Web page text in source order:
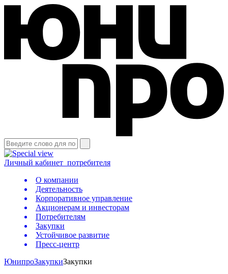
Личный кабинет потребителя
О компании
Деятельность
Корпоративное управление
Акционерам и инвесторам
Потребителям
Закупки
Устойчивое развитие
Пресс-центр
ЮнипроЗакупкиЗакупки